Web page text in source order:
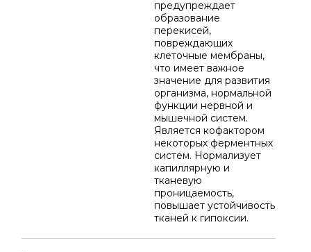
предупреждает
образование
перекисей,
повреждающих
клеточные мембраны,
что имеет важное
значение для развития
организма, нормальной
функции нервной и
мышечной систем.
Является кофактором
некоторых ферментных
систем. Нормализует
капиллярную и
тканевую
проницаемость,
повышает устойчивость
тканей к гипоксии.